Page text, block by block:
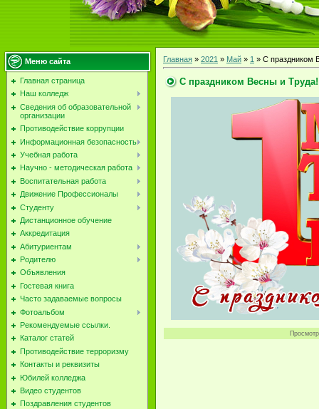
Меню сайта
Главная страница
Наш колледж
Сведения об образовательной
организации
Противодействие коррупции
Информационная безопасность
Учебная работа
Научно - методическая работа
Воспитательная работа
Движение Профессионалы
Студенту
Дистанционное обучение
Аккредитация
Абитуриентам
Родителю
Объявления
Гостевая книга
Часто задаваемые вопросы
Фотоальбом
Рекомендуемые ссылки.
Каталог статей
Противодействие терроризму
Контакты и реквизиты
Юбилей колледжа
Видео студентов
Поздравления студентов
Главная » 2021 » Май » 1 » С праздником
С праздником Весны и Труда!